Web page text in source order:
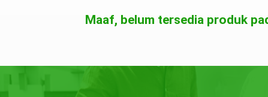
Maaf, belum tersedia produk